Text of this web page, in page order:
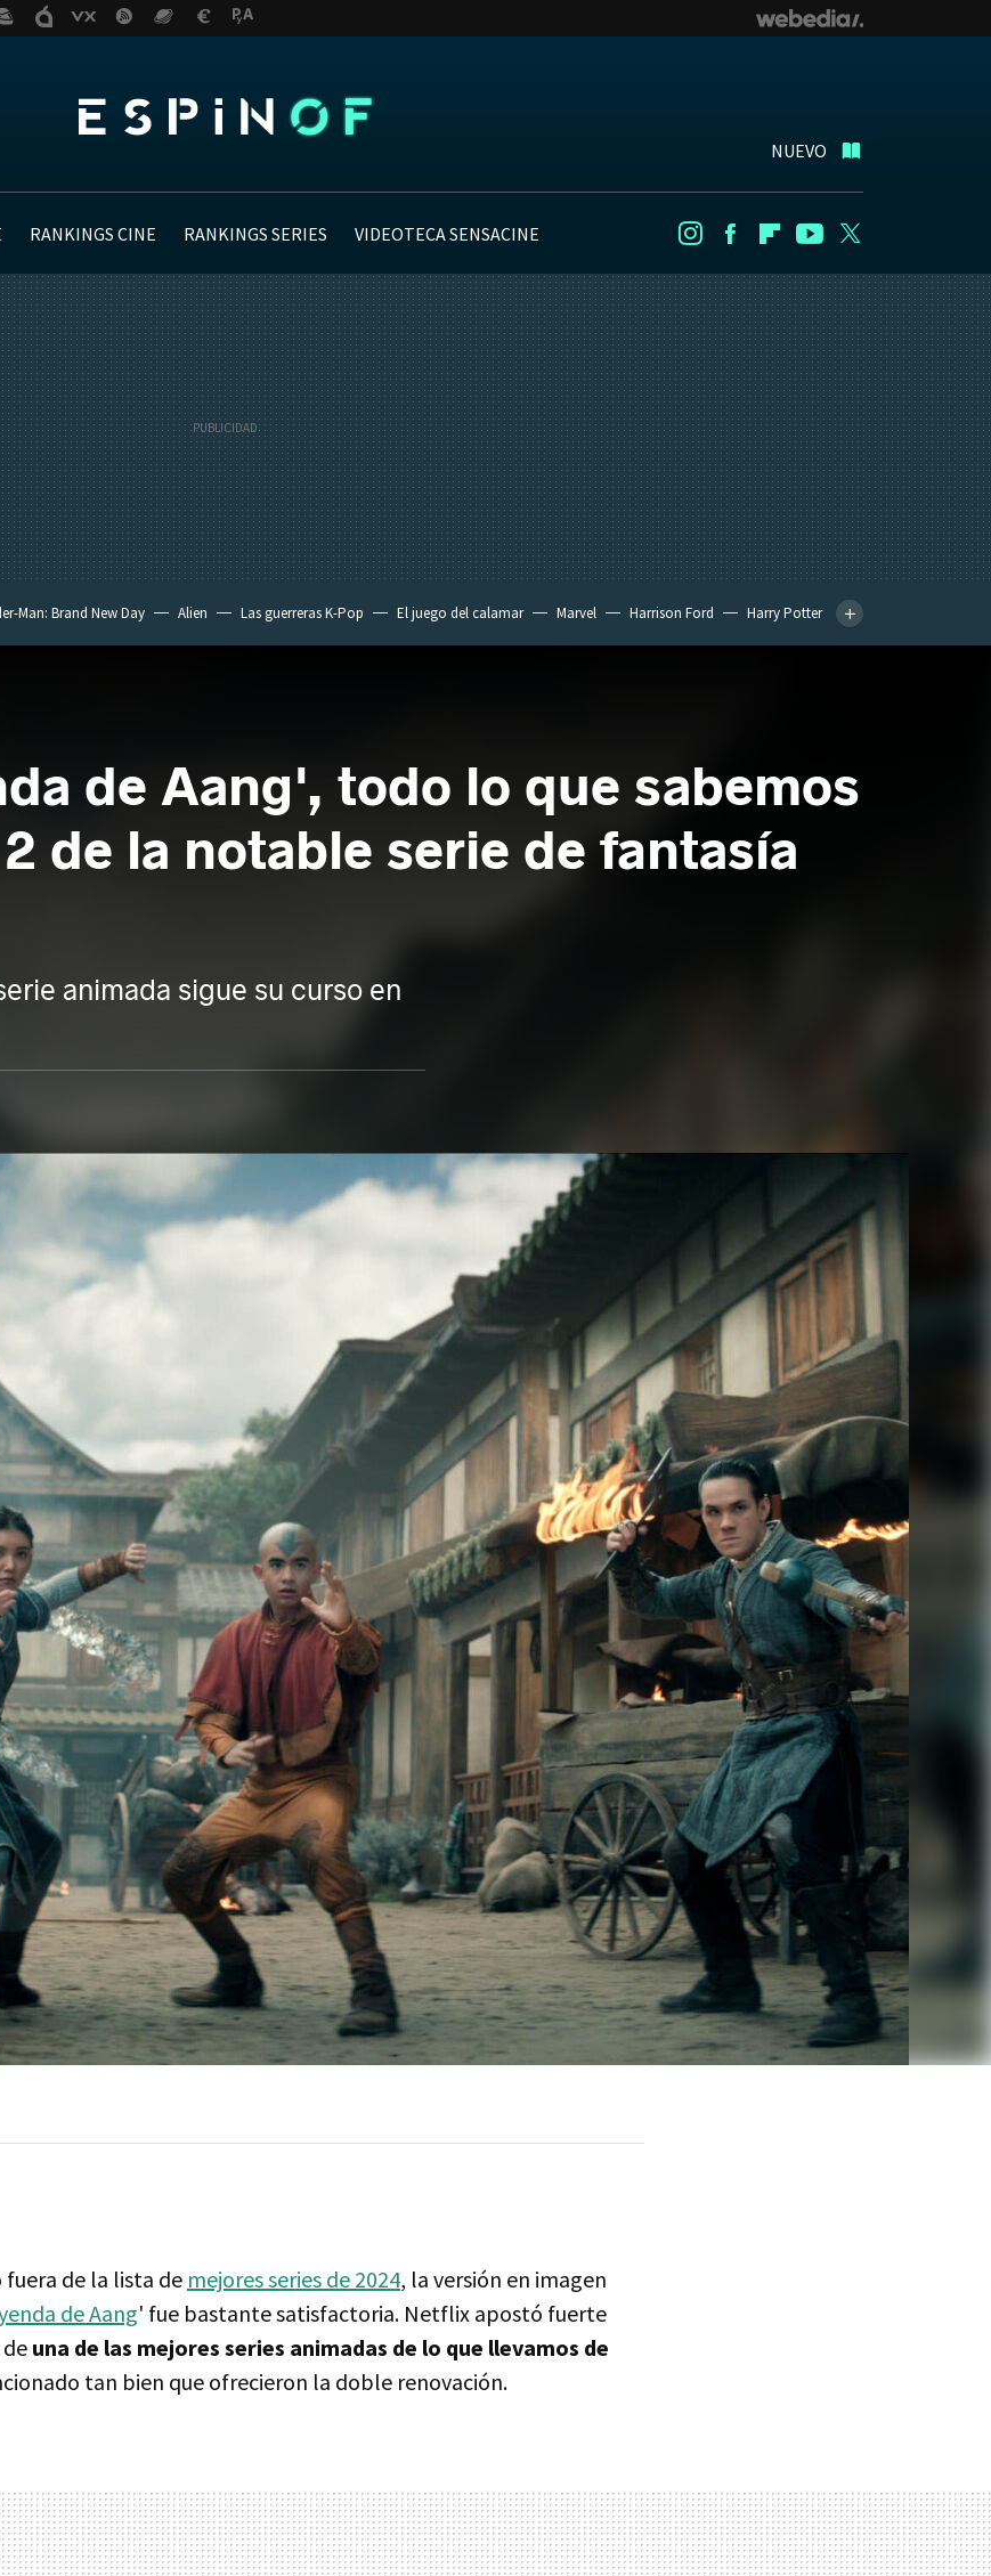
NUEVO
RANKINGS CINE RANKINGS SERIES VIDEOTECA SENSACINE InstagramFacebookFlipboard
Youtube
Man: Brand New Day Alien Las guerreras K-Pop El juego del calamar Marvel Harrison Ford
Harry Potter
de Aang', todo lo que sabemos
de la notable serie de fantasía
animada sigue su curso en
de la lista de mejores series de 2024, la versión en imagen
de Aang' fue bastante satisfactoria. Netflix apostó fuerte
una de las mejores series animadas de lo que llevamos de
tan bien que ofrecieron la doble renovación.